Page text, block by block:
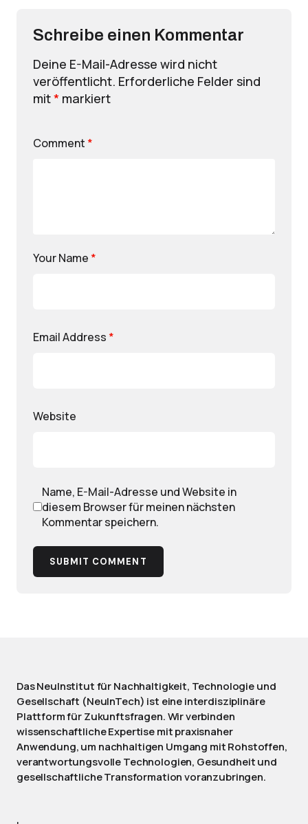
Schreibe einen Kommentar
Deine E-Mail-Adresse wird nicht
veröffentlicht. Erforderliche Felder sind
mit* markiert
Comment *
Your Name *
Email Address *
Website
Name, E-Mail-Adresse und Website in
diesem Browser für meinen nächsten
Kommentar speichern.
SUBMIT COMMENT
Das NeuInstitut für Nachhaltigkeit, Technologie und
Gesellschaft (NeuInTech) ist eine interdisziplinäre
Plattform für Zukunftsfragen. Wir verbinden
wissenschaftliche Expertise mit praxisnaher
Anwendung, um nachhaltigen Umgang mit Rohstoffen,
verantwortungsvolle Technologien, Gesundheit und
gesellschaftliche Transformation voranzubringen.